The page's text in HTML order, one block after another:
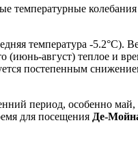
температурные колебания
температура -5.2°C).
(июнь-август) теплое и
постепенным
период, особенно
для посещения Де-